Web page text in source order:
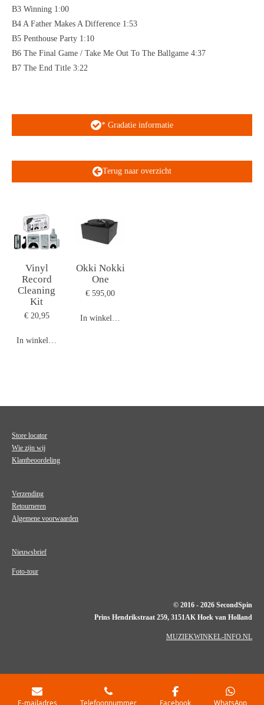
B3 Winning 1:00
B4 A Father Makes A Difference 1:53
B5 Penthouse Party 1:10
B6 The Final Game / Take Me Out To The Ballgame 4:37
B7 The End Title 3:22
* Gradatie informatie
Terug naar overzicht
Vinyl
Record
Cleaning
Kit
€ 20,95
In winkelwagen
Okki Nokki
One
€ 595,00
In winkelwagen
Store locator
Wie zijn wij
Klantbeoordeling
Verzending
Retourneren
Algemene voorwaarden
Nieuwsbrief
Foto-tour
© 2016 - 2026 SecondSpin
Prins Hendrikstraat 259, 3151AK Hoek van Holland
MUZIEKWINKEL-INFO.NL
E-mailadres Telefoonnummer Facebook WhatsApp